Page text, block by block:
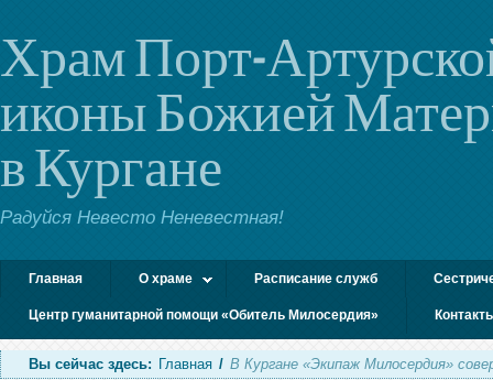
Храм Порт-
иконы Божией
в Кургане
Радуйся Невесто Неневестная!
Главная О храме Расписание служб
Центр гуманитарной помощи «Обитель Милосердия»
Вы сейчас здесь: Главная / В Кургане «Экипаж Милосердия»